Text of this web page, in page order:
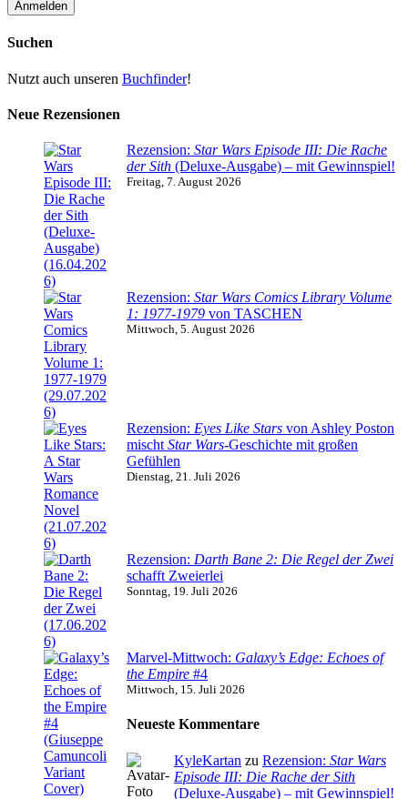
Suchen
Nutzt auch unseren Buchfinder!
Neue Rezensionen
Rezension: Star Wars Episode III: Die Rache
der Sith (Deluxe-Ausgabe) – mit Gewinnspiel!
Freitag, 7. August 2026
Rezension: Star Wars Comics Library Volume
1: 1977-1979 von TASCHEN
Mittwoch, 5. August 2026
Rezension: Eyes Like Stars von Ashley Poston
mischt Star Wars-Geschichte mit großen
Gefühlen
Dienstag, 21. Juli 2026
Rezension: Darth Bane 2: Die Regel der Zwei
schafft Zweierlei
Sonntag, 19. Juli 2026
Marvel-Mittwoch: Galaxy’s Edge: Echoes of
the Empire #4
Mittwoch, 15. Juli 2026
Neueste Kommentare
KyleKartan zu Rezension: Star Wars
Episode III: Die Rache der Sith
(Deluxe-Ausgabe) – mit Gewinnspiel!